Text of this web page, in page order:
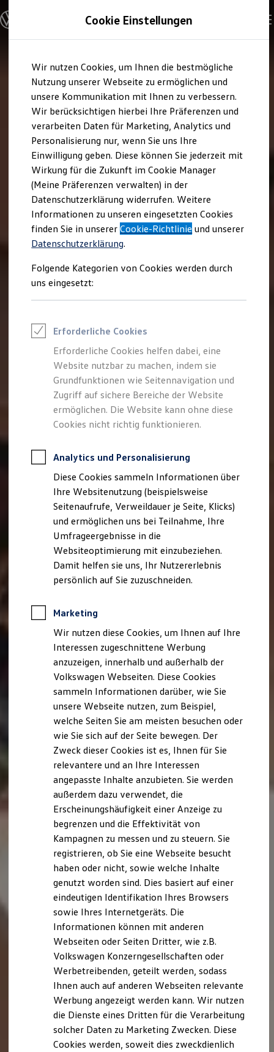
Hauptinhalt
springen
Footer
springen
Modelle und Konfigurator
Konfigurator
Modelle vergleichen
Elektroautos
ENERGY Sondermodelle
Nutzfahrzeuge
SUV und CUV
Familienautos
Kombis
Kompaktwagen
Sportwagen
Schnell verfügbare Fahrzeuge
Angebote und Produkte
Aktuelle Angebote
E-Auto-Förderung
Volkswagen Marktplatz
Die ENERGY Sondermodelle
Junge Gebrauchtwagen und Gebrauchtwagen
Volkswagen Zertifizierte Gebrauchtwagen
Elektromobilität bei Gebrauchtwagen
Saisonangebote
Reifenpakete
Leasing
Leasing-Angebote
Elektroauto Leasing
Kleinwagen-Leasing
Leasing ohne Anzahlung
Finanzierung
Autokredit mit Schlussrate
Versicherungen und Garantien
Kfz-Versicherung
Restschuldversicherungen
Garantien
Professional Class bei Volkswagen
Behörden
Direktkunden
Sonderfahrzeuge
Anpfiff zum Gewinn
Elektromobilität
Elektroautos
ID. Tutorials
Elektrofahrzeugkonzepte
ID. EVERY1
Reichweite
Rekuperation
Laden unterwegs
Laden Zuhause
Ladestationen finden
Ladezeitensimulator
Batterie
Sicherheit
Nachhaltigkeit
Technologie
Kosten und Kauf
Kaufoptionen
E-Auto-Förderung
Software und Konnektivität
Die ID. Software 6
ID. Software Versionen und Updates
Digitale Extras
Schnittstellen zu Ihrem ID.
Hybridautos
Marke und Erlebnis
Volkswagen R und R Experience
R-Modelle
R Experience
Driving Experience
Volkswagen entdecken
Werkbesichtigung
Lifestyle Shop
T-Roc Kollektion
Golf Kollektion
ID. Kollektion
Volkswagen Kollektion
R-Kollektion
GTI Kollektion
Fußball Drop
we drive football
#wedriveproud
Besitzer und Service
Cookie Einstellungen
Wir nutzen Cookies, um Ihnen die bestmögliche
Nutzung unserer Webseite zu ermöglichen und
unsere Kommunikation mit Ihnen zu verbessern.
Wir berücksichtigen hierbei Ihre Präferenzen und
verarbeiten Daten für Marketing, Analytics und
Personalisierung nur, wenn Sie uns Ihre
Einwilligung geben. Diese können Sie jederzeit mit
Wirkung für die Zukunft im Cookie Manager
(Meine Präferenzen verwalten) in der
Datenschutzerklärung widerrufen. Weitere
Informationen zu unseren eingesetzten Cookies
finden Sie in unsererCookie-Richtlinie und unserer
Datenschutzerklärung.
Folgende Kategorien von Cookies werden durch
uns eingesetzt:
Erforderliche Cookies
Erforderliche Cookies helfen dabei, eine
Website nutzbar zu machen, indem sie
Grundfunktionen wie Seitennavigation und
Zugriff auf sichere Bereiche der Website
ermöglichen. Die Website kann ohne diese
Cookies nicht richtig funktionieren.
Analytics und Personalisierung
Diese Cookies sammeln Informationen über
Ihre Websitenutzung (beispielsweise
Seitenaufrufe, Verweildauer je Seite, Klicks)
und ermöglichen uns bei Teilnahme, Ihre
Umfrageergebnisse in die
Websiteoptimierung mit einzubeziehen.
Damit helfen sie uns, Ihr Nutzererlebnis
persönlich auf Sie zuzuschneiden.
Marketing
Wir nutzen diese Cookies, um Ihnen auf Ihre
Interessen zugeschnittene Werbung
anzuzeigen, innerhalb und außerhalb der
Volkswagen Webseiten. Diese Cookies
sammeln Informationen darüber, wie Sie
unsere Webseite nutzen, zum Beispiel,
welche Seiten Sie am meisten besuchen oder
wie Sie sich auf der Seite bewegen. Der
Zweck dieser Cookies ist es, Ihnen für Sie
relevantere und an Ihre Interessen
angepasste Inhalte anzubieten. Sie werden
außerdem dazu verwendet, die
Erscheinungshäufigkeit einer Anzeige zu
begrenzen und die Effektivität von
Kampagnen zu messen und zu steuern. Sie
registrieren, ob Sie eine Webseite besucht
haben oder nicht, sowie welche Inhalte
genutzt worden sind. Dies basiert auf einer
eindeutigen Identifikation Ihres Browsers
sowie Ihres Internetgeräts. Die
Informationen können mit anderen
Webseiten oder Seiten Dritter, wie z.B.
Volkswagen Konzerngesellschaften oder
Werbetreibenden, geteilt werden, sodass
Ihnen auch auf anderen Webseiten relevante
Werbung angezeigt werden kann. Wir nutzen
die Dienste eines Dritten für die Verarbeitung
solcher Daten zu Marketing Zwecken. Diese
Cookies werden, soweit dies zweckdienlich